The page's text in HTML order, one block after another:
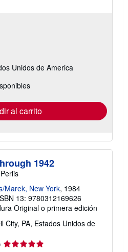
Unidos de America
al carrito
1942
Marek, New York, 1984
13: 9780312169626
Original o primera edición
City, PA, Estados Unidos de
Calificación